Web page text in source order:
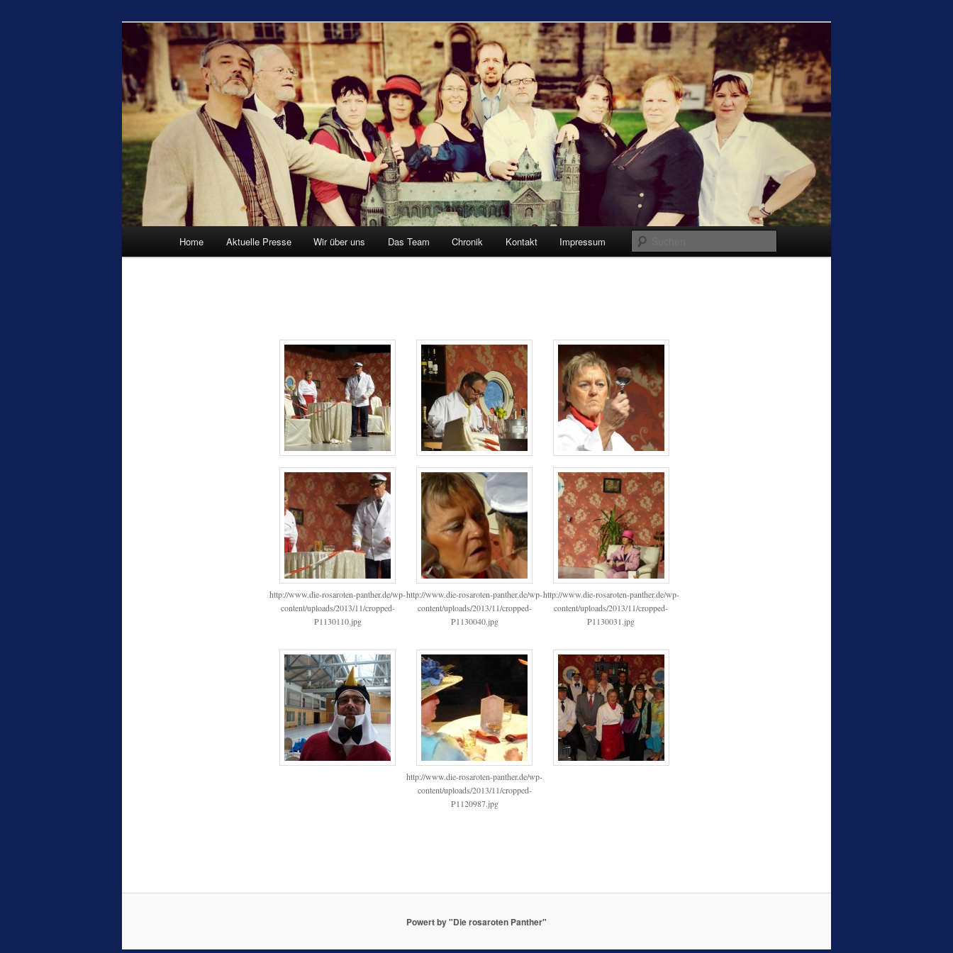
Die Rosaroten Panther
Die Laientheatergruppe aus Stadecken-Elsheim
Zum Inhalt wechseln
Home Aktuelle Presse Wir über uns Das Team Chronik Kontakt Impressum
http://www.die-rosaroten-panther.de/wp-
content/uploads/2013/11/cropped-
P1130110.jpg
http://www.die-rosaroten-panther.de/wp-
content/uploads/2013/11/cropped-
P1130040.jpg
http://www.die-rosaroten-panther.de/wp-
content/uploads/2013/11/cropped-
P1130031.jpg
http://www.die-rosaroten-panther.de/wp-
content/uploads/2013/11/cropped-
P1120987.jpg
Powert by "Die rosaroten Panther"